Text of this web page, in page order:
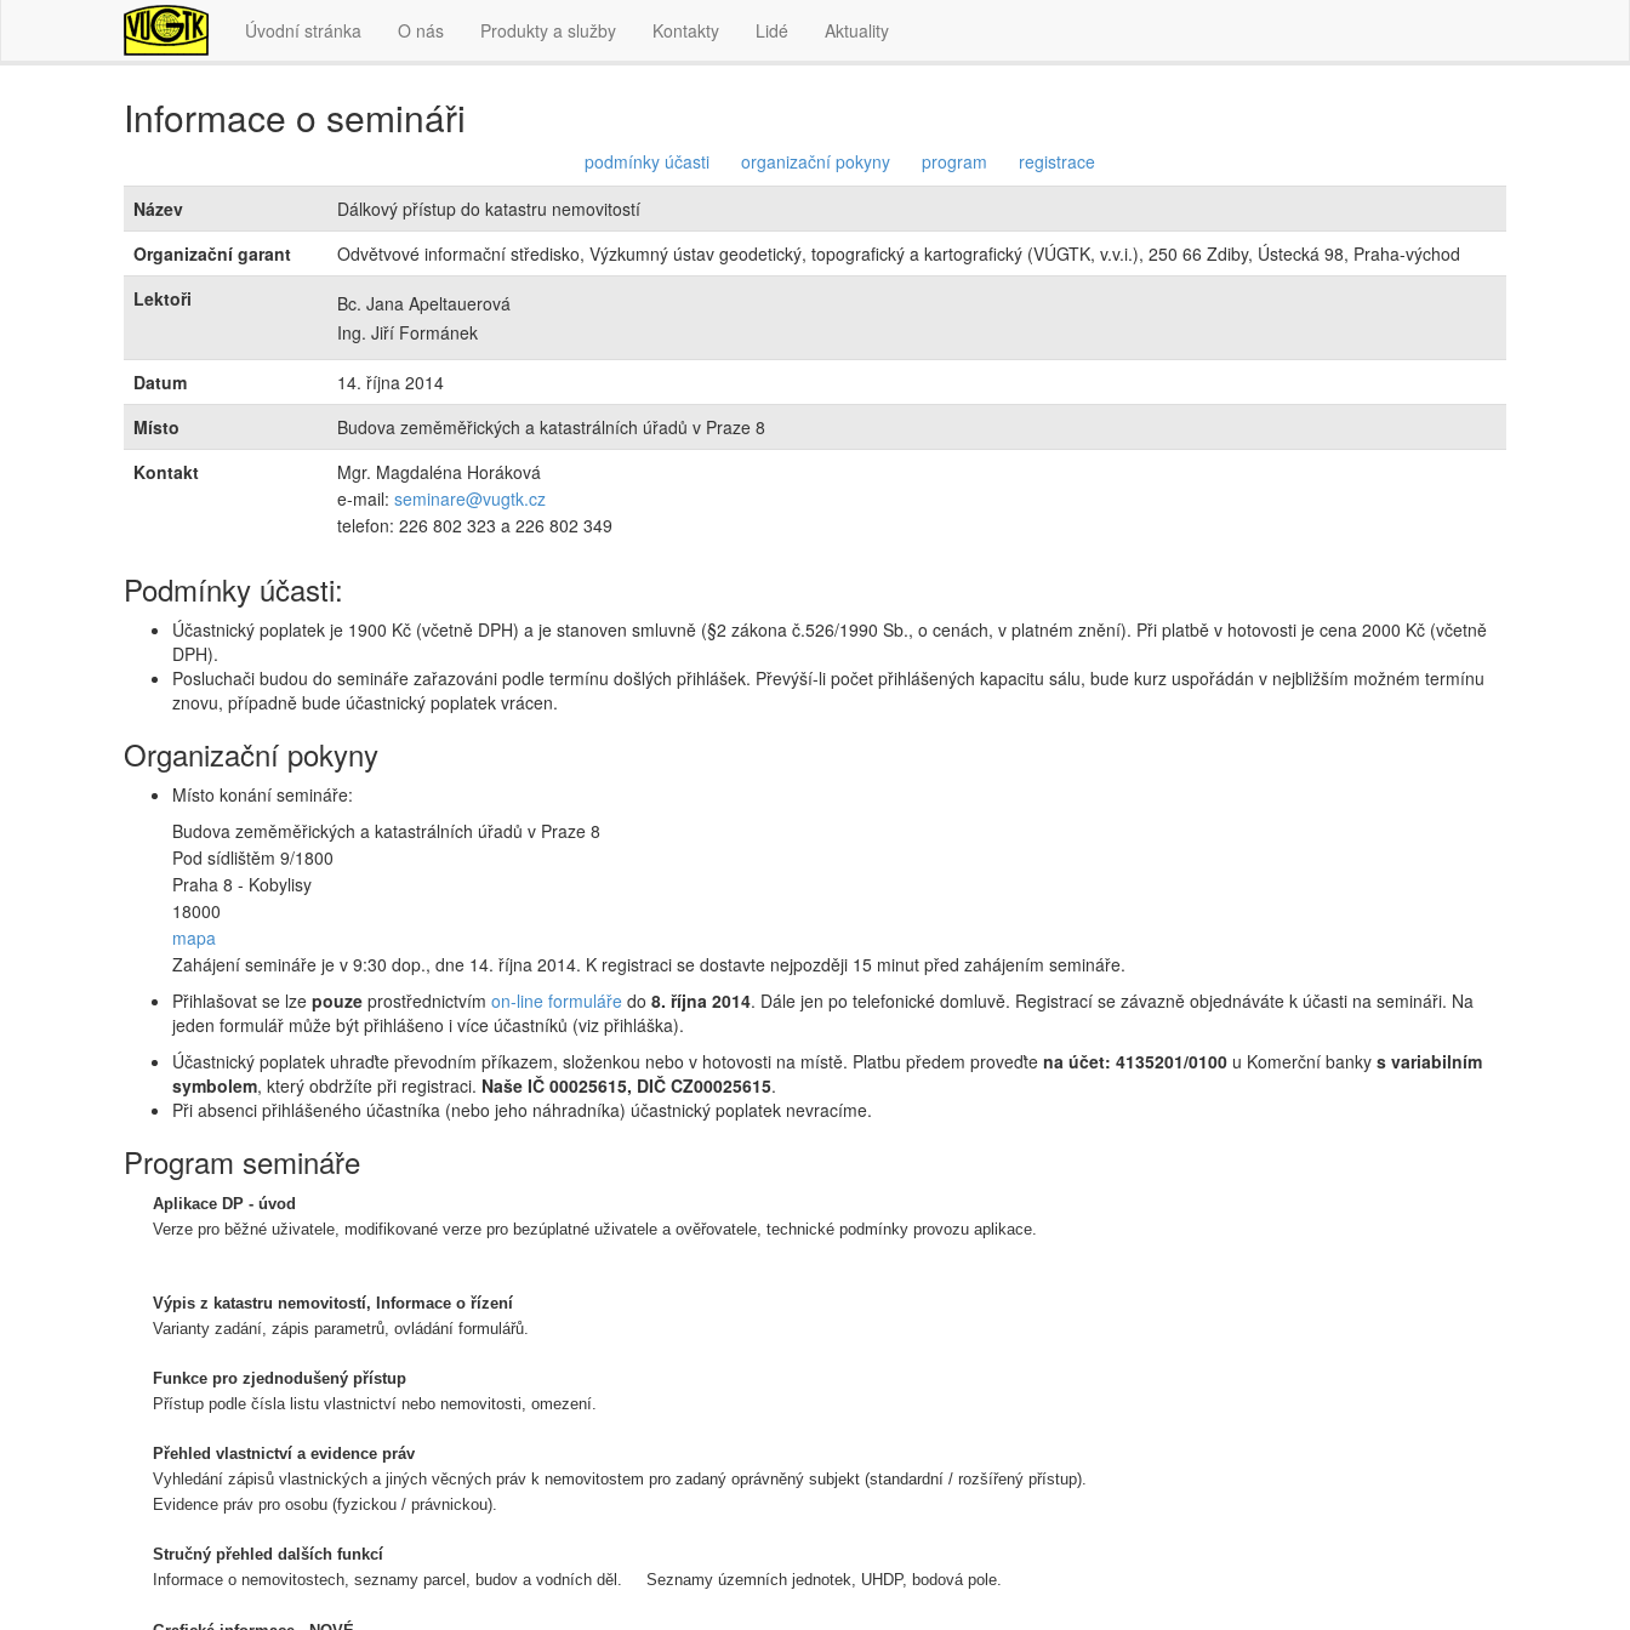
Úvodní stránka O nás Produkty a služby Kontakty Lidé Aktuality
Informace o semináři
podmínky účasti organizační pokyny program
registrace
Název
Dálkový přístup do katastru nemovitostí
Organizační garant
Odvětvové informační středisko, Výzkumný ústav geodetický, topografický a kartografický (VÚGTK, v.v.i.), 250 66 Zdiby, Ústecká 98, Praha-východ
Lektoři
Bc. Jana Apeltauerová
Ing. Jiří Formánek
Datum
14. října 2014
Místo
Budova zeměměřických a katastrálních úřadů v Praze 8
Kontakt
Mgr. Magdaléna Horáková
e-mail: seminare@vugtk.cz
telefon: 226 802 323 a 226 802 349
Podmínky účasti:
Účastnický poplatek je 1900 Kč (včetně DPH) a je stanoven smluvně (§2 zákona č.526/1990 Sb., o cenách, v platném znění). Při platbě v hotovosti je cena 2000 Kč (včetně
DPH).
Posluchači budou do semináře zařazováni podle termínu došlých přihlášek. Převýší-li počet přihlášených kapacitu sálu, bude kurz uspořádán v nejbližším možném termínu
znovu, případně bude účastnický poplatek vrácen.
Organizační pokyny
Místo konání semináře:
Budova zeměměřických a katastrálních úřadů v Praze 8
Pod sídlištěm 9/1800
Praha 8 - Kobylisy
18000
mapa
Zahájení semináře je v 9:30 dop., dne 14. října 2014. K registraci se dostavte nejpozději 15 minut před zahájením semináře.
Přihlašovat se lze pouze prostřednictvím on-line formuláře do 8. října 2014. Dále jen po telefonické domluvě. Registrací se závazně objednáváte k účasti na semináři. Na
jeden formulář může být přihlášeno i více účastníků (viz přihláška).
Účastnický poplatek uhraďte převodním příkazem, složenkou nebo v hotovosti na místě. Platbu předem proveďte na účet: 4135201/0100 u Komerční banky s variabilním
symbolem, který obdržíte při registraci. Naše IČ 00025615, DIČ CZ00025615.
Při absenci přihlášeného účastníka (nebo jeho náhradníka) účastnický poplatek nevracíme.
Program semináře
Aplikace DP - úvod
Verze pro běžné uživatele, modifikované verze pro bezúplatné uživatele a ověřovatele, technické podmínky provozu aplikace.
Výpis z katastru nemovitostí, Informace o řízení
Varianty zadání, zápis parametrů, ovládání formulářů.
Funkce pro zjednodušený přístup
Přístup podle čísla listu vlastnictví nebo nemovitosti, omezení.
Přehled vlastnictví a evidence práv
Vyhledání zápisů vlastnických a jiných věcných práv k nemovitostem pro zadaný oprávněný subjekt (standardní / rozšířený přístup).
Evidence práv pro osobu (fyzickou / právnickou).
Stručný přehled dalších funkcí
Informace o nemovitostech, seznamy parcel, budov a vodních děl.
Seznamy územních jednotek, UHDP, bodová pole.